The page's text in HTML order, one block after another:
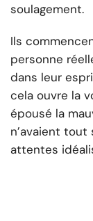
soulagement.
Ils
personne
dans leur
cela ouvre la
épousé la
n’avaient
attentes